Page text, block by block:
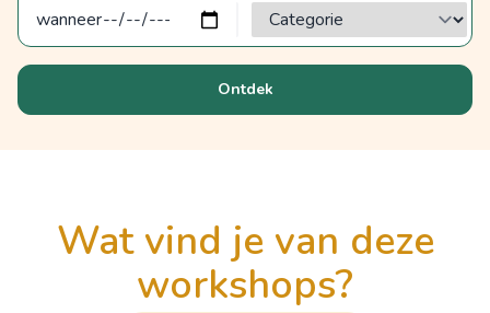
Categorie?
Ontdek
wat vind je van deze
workshops?